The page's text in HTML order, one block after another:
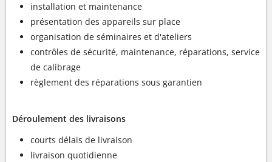
installation et maintenance
présentation des appareils sur place
organisation de séminaires et d'ateliers
contrôles de sécurité, maintenance, réparations, service
de calibrage
règlement des réparations sous garantien
Déroulement des livraisons
courts délais de livraison
livraison quotidienne